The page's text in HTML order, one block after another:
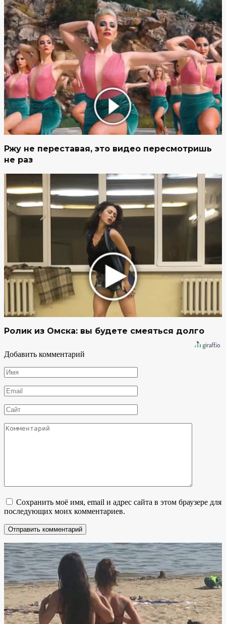
Ржу не переставая, это видео пересмотришь
не раз
Ролик из Омска: вы будете смеяться долго
Добавить комментарий
Имя
*
Email
*
Сайт
Комментарий
Сохранить моё имя, email и адрес сайта в этом браузере для
последующих моих комментариев.